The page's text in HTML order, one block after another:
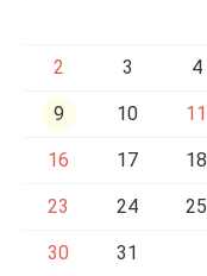
2 3 4
9 10 11
16 17 18
23 24 25
30 31